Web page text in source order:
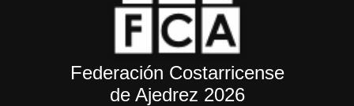
Federación Costarricense
de Ajedrez 2026